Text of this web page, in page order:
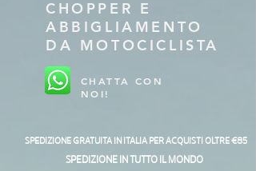
CHOPPER E
ABBIGLIAMENTO
DA MOTOCICLISTA
CHATTA CON
NOI!
SPEDIZIONE GRATUITA IN ITALIA PER ACQUISTI OLTRE €85
SPEDIZIONE IN TUTTO IL MONDO